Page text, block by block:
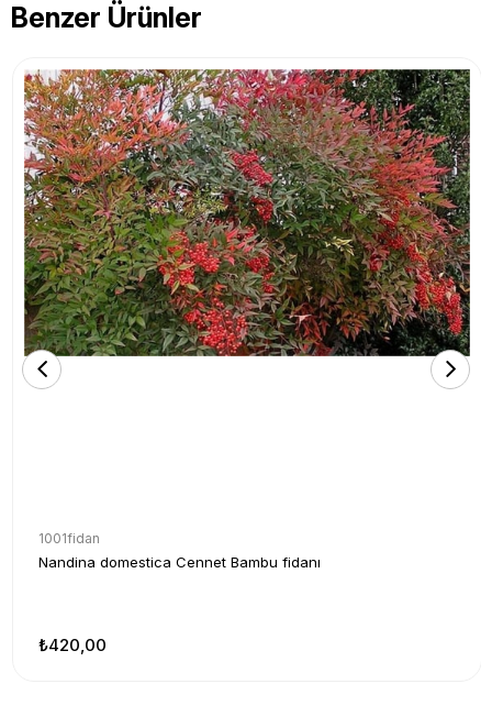
Benzer Ürünler
1001fidan
Nandina domestica Cennet Bambu fidanı
₺420,00